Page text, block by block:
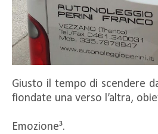
Giusto il tempo di scendere
fiondate una verso l’altra,
Emozione³.